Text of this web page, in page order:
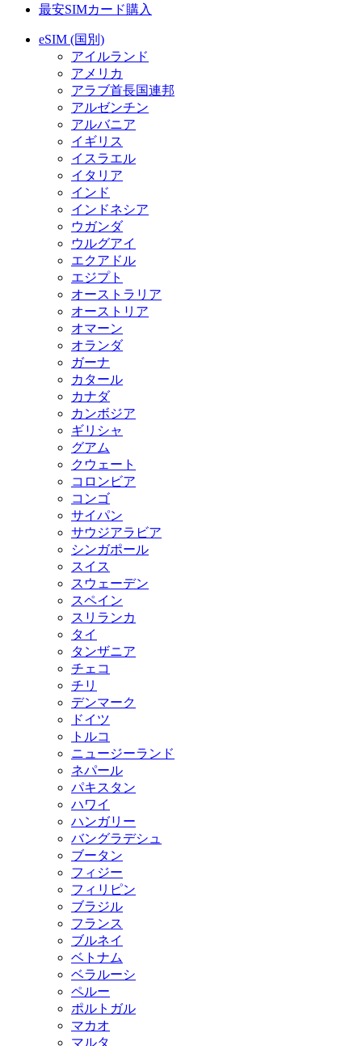
最安SIMカード購入
eSIM (国別)
アイルランド
アメリカ
アラブ首長国連邦
アルゼンチン
アルバニア
イギリス
イスラエル
イタリア
インド
インドネシア
ウガンダ
ウルグアイ
エクアドル
エジプト
オーストラリア
オーストリア
オマーン
オランダ
ガーナ
カタール
カナダ
カンボジア
ギリシャ
グアム
クウェート
コロンビア
コンゴ
サイパン
サウジアラビア
シンガポール
スイス
スウェーデン
スペイン
スリランカ
タイ
タンザニア
チェコ
チリ
デンマーク
ドイツ
トルコ
ニュージーランド
ネパール
パキスタン
ハワイ
ハンガリー
バングラデシュ
ブータン
フィジー
フィリピン
ブラジル
フランス
ブルネイ
ベトナム
ベラルーシ
ペルー
ポルトガル
マカオ
マルタ